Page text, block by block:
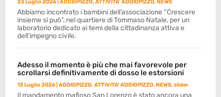
23 Luglio 2026 |ADDIOPIZZO,ATTIVITA' ADDIOPIZZO,NEWS
Abbiamo incontrato i bambini dell’associazione “Crescere
insieme si può”, nel quartiere di Tommaso Natale, per un
laboratorio dedicato ai temi della cittadinanza attiva e
dell’impegno civile.
Adesso il momento è più che mai favorevole per
scrollarsi definitivamente di dosso le estorsioni
13 Luglio 2026 |ADDIOPIZZO,ATTIVITA' ADDIOPIZZO,NEWS,slider
Il mandamento mafioso San Lorenzo è stato ancora una